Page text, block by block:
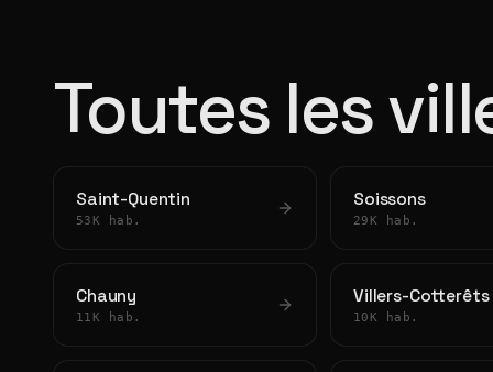
Toutes les
Saint-Quentin
53K hab.
Soissons
29K hab.
Chauny
11K hab.
Villers-Cotterêts
10K hab.